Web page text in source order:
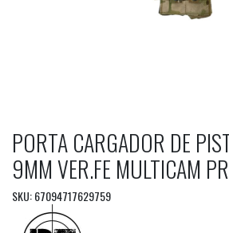
PORTA CARGADOR DE
9MM VER.FE MULTICAM
SKU: 67094717629759